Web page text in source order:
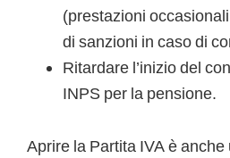
(prestazioni
di sanzioni in caso di
Ritardare l’inizio del
INPS per la pensione.
Aprire la Partita IVA è anche